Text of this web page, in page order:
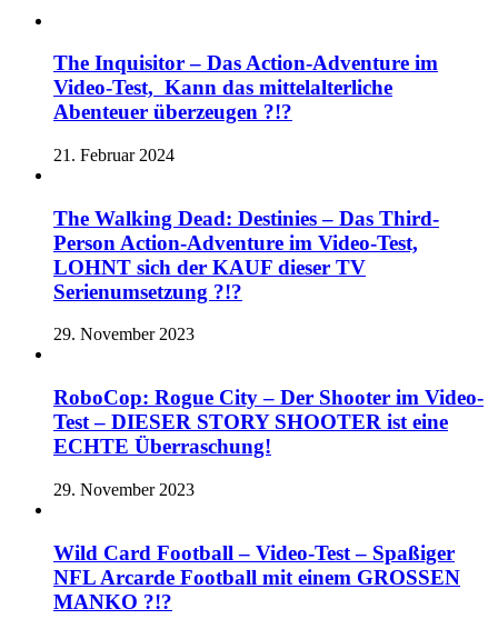
The Inquisitor – Das Action-Adventure im
Video-Test, Kann das mittelalterliche
Abenteuer überzeugen ?!?
21. Februar 2024
The Walking Dead: Destinies – Das Third-
Person Action-Adventure im Video-Test,
LOHNT sich der KAUF dieser TV
Serienumsetzung ?!?
29. November 2023
RoboCop: Rogue City – Der Shooter im Video-
Test – DIESER STORY SHOOTER ist eine
ECHTE Überraschung!
29. November 2023
Wild Card Football – Video-Test – Spaßiger
NFL Arcarde Football mit einem GROSSEN
MANKO ?!?